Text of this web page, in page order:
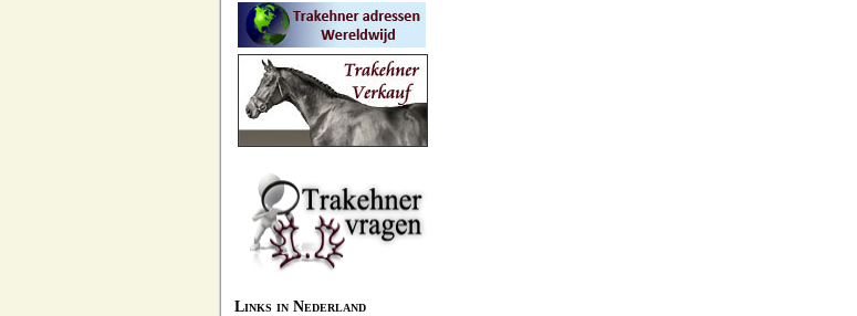
Links in Nederland